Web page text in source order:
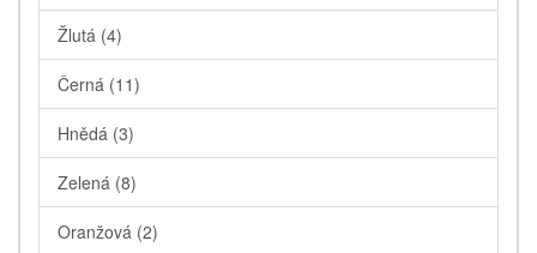
Žlutá (4)
Černá (11)
Hnědá (3)
Zelená (8)
Oranžová (2)